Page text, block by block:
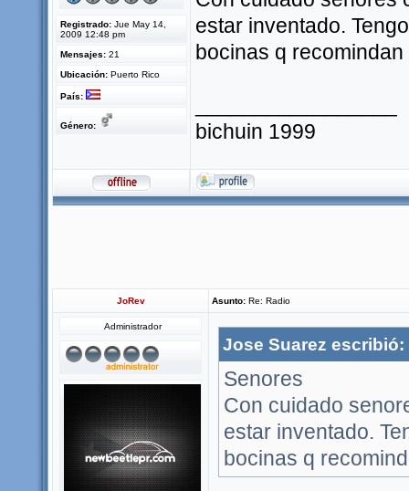
Registrado: Jue May 14,
2009 12:48 pm
Mensajes: 21
Ubicación: Puerto Rico
País:
Género:
estar inventado.
bocinas q
bichuin 1999
JoRev Asunto: Re: Radio
Administrador
Jose Suarez escribió:
Senores
Con cuidado
estar inventado.
bocinas q